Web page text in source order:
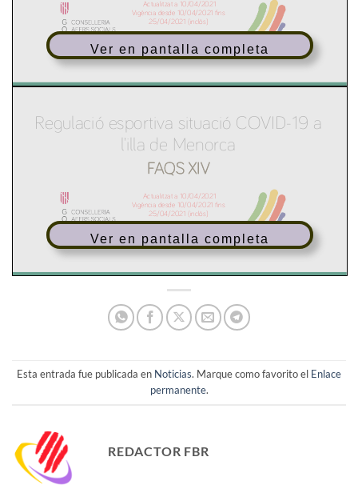
Ver en pantalla completa
Ver en pantalla completa
Esta entrada fue publicada en Noticias. Marque como favorito el Enlace
permanente.
REDACTOR FBR